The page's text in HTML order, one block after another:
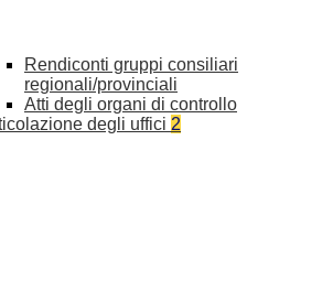
Rendiconti gruppi consiliari
regionali/provinciali
Atti degli organi di controllo
degli uffici 2